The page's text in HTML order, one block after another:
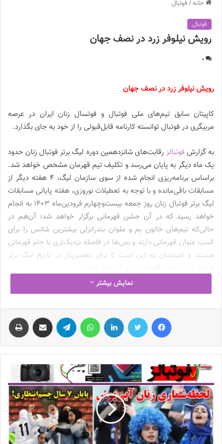
خانه/ فوتبال
فوتبال
رویش نیلوفر زرد در نصف جهان
0
رویش نیلوفر زرد در نصف جهان
کاپیتان سابق تیم‌های ملی فوتبال و فوتسال زنان ایران در عرصه
مربیگری در فوتبال توانسته کارنامه قابل‌قبولی را از خود به جای بگذارد.
به گزارش فوتبالز رقابت‌های شانزدهمین دوره لیگ برتر فوتبال زنان حدود
یک ماه دیگر به پایان می‌رسد و تکلیف تیم قهرمان مشخص خواهد شد.
براساس برنامه‌ریزی انجام شده از سوی سازمان لیگ، 4 هفته دیگر از
مسابقات باقی‌مانده و با توجه به تعطیلات نوروزی، هفته پایانی مسابقات
لیگ برتر فوتبال زنان روز جمعه بیست‌وچهارم فرودین‌ماه 1403 به انجام
خواهد رسید که در آن جشن قهرمانی برگزار خواهد شد؛ آن‌هم در
حالی‌که تیم‌های خاتون بم و ملوان بندرانزلی بیشترین شانس را برای
کسب عنوان قهرمانی دارند و بمی‌ها در فاصله نزدیک‌تری با جام قهرمانی
هستند و امیدشان به این است تا برای دهمین‌بار در تاریخ لیگ برتر
خاتون بم و ملوان بندرانزلی در شرایطی در کورس قهرمانی هستند که
شهرداری سیرجان با عملکرد دور از انتظار خود در هفته‌های گذشته، از
کورس قهرمانی دور شده اما در این میان، باید به تیم جوان‌شده سپاهان
اصفهان اشاره داشت که در فصل جاری لیگ برتر فوتبال زنان توانسته
عملکرد قابل‌قبولی را از خود به جای بگذارد. سپاهانی‌ها که فصل گذشته
توانستند برای اولین‌بار در تاریخ خود به مقام نایب‌قهرمانی در رقابت‌های
باشگاهی فوتبال زنان برسند، حالا در فصل جدید تغییر سیاست داده‌اند و
با وجود جوان‌گرایی انجام شده، کارنامه موفقی را از خود به جای
گذاشته‌اند.
تلفیقی از ستاره‌های سرشناس و جوانان جویای‌نام
مدیرانباشگاه سپاهانبرای صرفه‌جویی در بودجه خود تصمیم به
نمایش بیشتر